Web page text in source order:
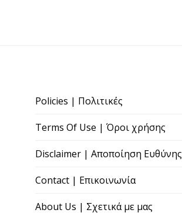
Policies | Πολιτικές
Terms Of Use | Όροι χρήσης
Disclaimer | Αποποίηση Ευθύνης
Contact | Επικοινωνία
About Us | Σχετικά με μας